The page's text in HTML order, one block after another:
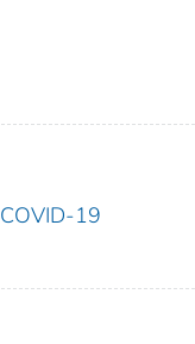
COVID-19